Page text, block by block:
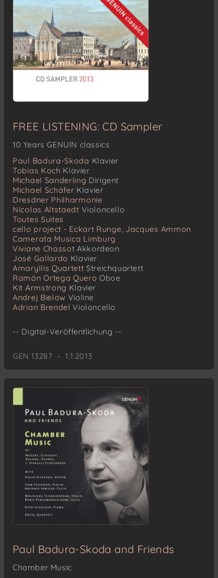
FREE LISTENING: CD Sampler
10 Years GENUIN classics
Paul Badura-Skoda Klavier
Tobias Koch Klavier
Michael Sanderling Dirigent
Michael Schäfer Klavier
Dresdner Philharmonie
Nicolas Altstaedt Violoncello
Toutes Suites
cello project - Eckart Runge, Jacques Ammon
Camerata Musica Limburg
Viviane Chassot Akkordeon
José Gallardo Klavier
Amaryllis Quartett Streichquartett
Ramón Ortega Quero Oboe
Kit Armstrong Klavier
Andrej Bielow Violine
Adrian Brendel Violoncello
-- Digital-Veröffentlichung --
GEN 13287 – 1.1.2013
Paul Badura-Skoda and Friends
Chamber Music